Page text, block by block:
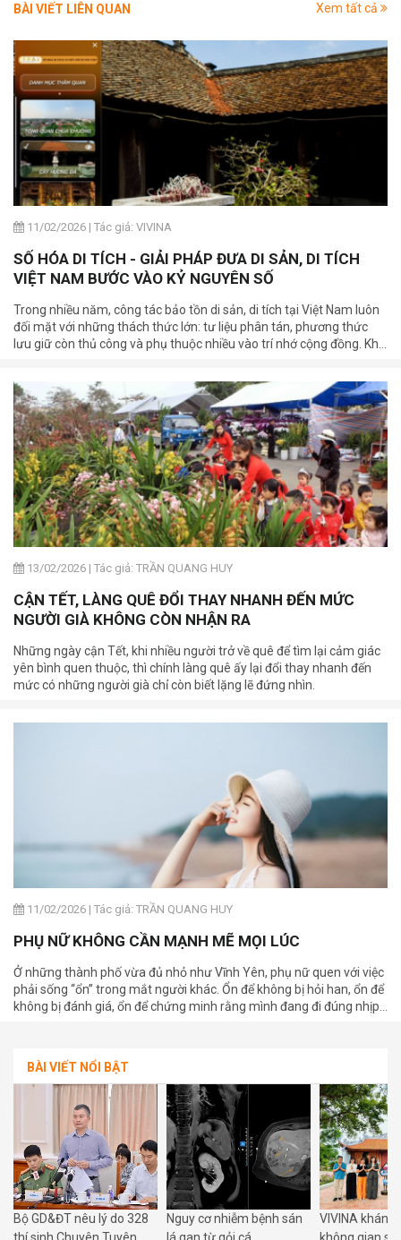
BÀI VIẾT LIÊN QUAN Xem tất cả
11/02/2026 | Tác giả: VIVINA
SỐ HÓA DI TÍCH - GIẢI PHÁP ĐƯA DI SẢN, DI TÍCH
VIỆT NAM BƯỚC VÀO KỶ NGUYÊN SỐ
Trong nhiều năm, công tác bảo tồn di sản, di tích tại Việt Nam luôn
đối mặt với những thách thức lớn: tư liệu phân tán, phương thức
lưu giữ còn thủ công và phụ thuộc nhiều vào trí nhớ cộng đồng. Khi
di tích lịch sử mở ra một giải pháp bền vững, giúp gìn giữ ký ức dân
tộc bằng công nghệ hiện đại.
13/02/2026 | Tác giả: TRẦN QUANG HUY
CẬN TẾT, LÀNG QUÊ ĐỔI THAY NHANH ĐẾN MỨC
NGƯỜI GIÀ KHÔNG CÒN NHẬN RA
Những ngày cận Tết, khi nhiều người trở về quê để tìm lại cảm giác
yên bình quen thuộc, thì chính làng quê ấy lại đổi thay nhanh đến
mức có những người già chỉ còn biết lặng lẽ đứng nhìn.
11/02/2026 | Tác giả: TRẦN QUANG HUY
PHỤ NỮ KHÔNG CẦN MẠNH MẼ MỌI LÚC
Ở những thành phố vừa đủ nhỏ như Vĩnh Yên, phụ nữ quen với việc
phải sống “ổn” trong mắt người khác. Ổn để không bị hỏi han, ổn để
không bị đánh giá, ổn để chứng minh rằng mình đang đi đúng nhịp
họ mệt mỏi hơn chúng ta tưởng.
BÀI VIẾT NỔI BẬT
Bộ GD&ĐT nêu lý do 328
Nguy cơ nhiễm bệnh sán
VIVINA khánh